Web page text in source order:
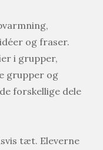
og fraser.
i grupper,
grupper og
forskellige dele
tæt. Eleverne